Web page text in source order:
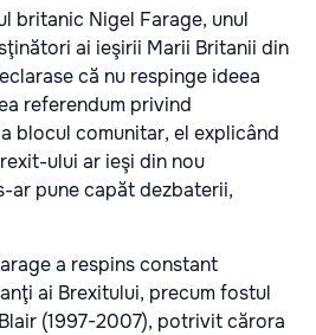
britanic Nigel Farage, unul
ai ieşirii Marii Britanii din
că nu respinge ideea
referendum privind
blocul comunitar, el explicând
ului ar ieşi din nou
ar pune capăt dezbaterii,
a respins constant
ai Brexitului, precum fostul
(1997-2007), potrivit cărora